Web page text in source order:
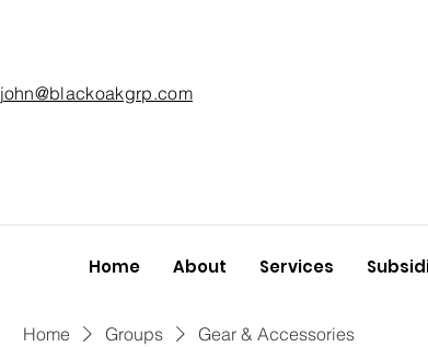
john@blackoakgrp.com
Home About Services
Home Groups Gear & Accessories